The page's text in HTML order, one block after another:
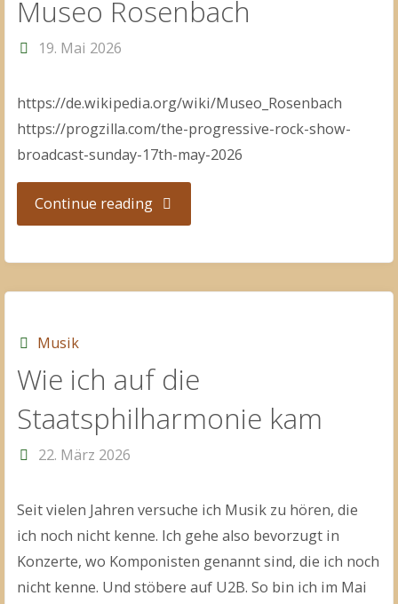
Museo Rosenbach
19. Mai 2026
https://de.wikipedia.org/wiki/Museo_Rosenbach
https://progzilla.com/the-progressive-rock-show-
broadcast-sunday-17th-may-2026
Continue reading"Museo
Musik
Wie ich auf die
Staatsphilharmonie kam
22. März 2026
Seit vielen Jahren versuche ich Musik zu hören, die
ich noch nicht kenne. Ich gehe also bevorzugt in
Konzerte, wo Komponisten genannt sind, die ich noch
nicht kenne. Und stöbere auf U2B. So bin ich im Mai